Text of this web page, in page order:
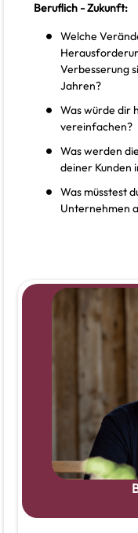
Beruflich - Zukunft:
Welche
Verbesserung
Jahren?
Was würde dir
vereinfachen?
Was werden
deiner Kunden
Was müsstest
Unternehmen